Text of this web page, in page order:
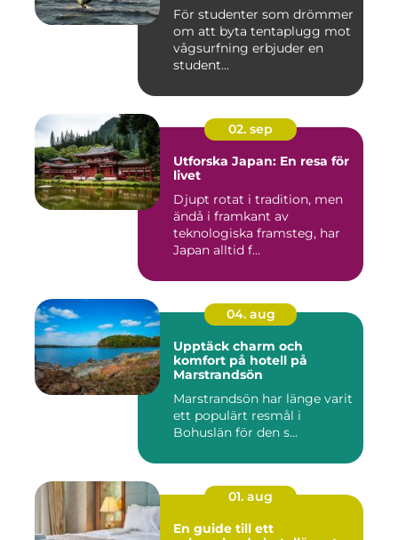
För studenter som drömmer
om att byta tentaplugg mot
vågsurfning erbjuder en
student...
02. sep
Utforska Japan: En resa för
livet
Djupt rotat i tradition, men
ändå i framkant av
teknologiska framsteg, har
Japan alltid f...
04. aug
Upptäck charm och
komfort på hotell på
Marstrandsön
Marstrandsön har länge varit
ett populärt resmål i
Bohuslän för den s...
01. aug
En guide till ett